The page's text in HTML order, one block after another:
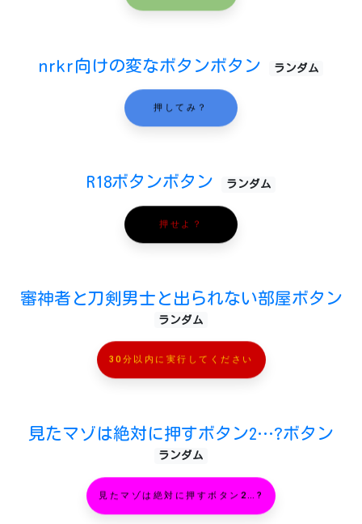
nrkr向けの変なボタンボタン ランダム
押してみ？
R18ボタンボタン ランダム
押せよ？
審神者と刀剣男士と出られない部屋ボタン
ランダム
30分以内に実行してください
見たマゾは絶対に押すボタン2…?ボタン
ランダム
見たマゾは絶対に押すボタン2…?